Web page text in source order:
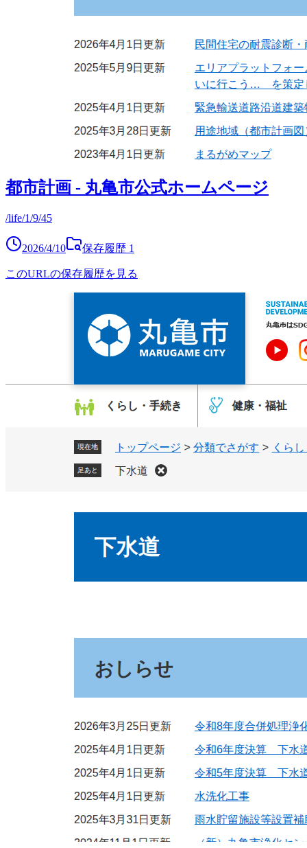
都市計画 - 丸亀市公式ホームページ
/life/1/9/45
2026/4/10 保存履歴 1
このURLの保存履歴を見る